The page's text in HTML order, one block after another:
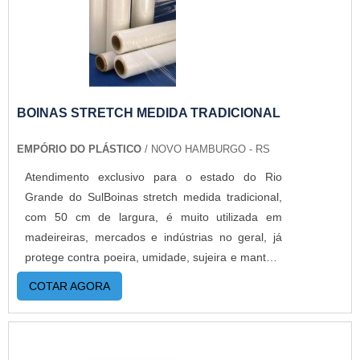
BOINAS STRETCH MEDIDA TRADICIONAL
EMPÓRIO DO PLÁSTICO / NOVO HAMBURGO - RS
Atendimento exclusivo para o estado do Rio
Grande do SulBoinas stretch medida tradicional,
com 50 cm de largura, é muito utilizada em
madeireiras, mercados e indústrias no geral, já
protege contra poeira, umidade, sujeira e mantém
os produtos compactados.O filme stretch é um
dos materiais que tem a disposição atualmente
para auxiliar na proteção de produtos. Também
COTAR AGORA